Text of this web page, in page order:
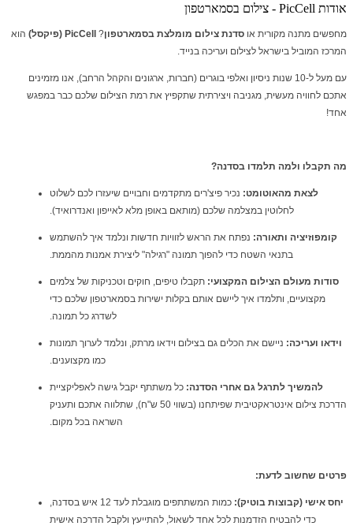
אודות PicCell - צילום בסמארטפון
מחפשים מתנה מקורית או סדנת צילום מומלצת בסמארטפון? PicCell (פיקסל)
הוא
המרכז המוביל בישראל לצילום ועריכה בנייד.
עם מעל ל-10 שנות ניסיון ואלפי בוגרים (חברות, ארגונים והקהל הרחב), אנו מזמינים
אתכם לחוויה מעשית, מגניבה ויצירתית שתקפיץ את רמת הצילום שלכם כבר במפגש
אחד!
מה תקבלו ולמה תלמדו בסדנה?
לצאת מהאוטומט: נכיר פיצ'רים מתקדמים וחבויים שיעזרו לכם לשלוט
לחלוטין במצלמה שלכם (מותאם באופן מלא לאייפון ואנדרואיד).
קומפוזיציה ותאורה: נפתח את הראש לזוויות חדשות ונלמד איך להשתמש
בתנאי השטח כדי להפוך תמונה "רגילה" ליצירת אמנות מהממת.
סודות מעולם הצילום המקצועי: תקבלו טיפים, חוקים וטכניקות של צלמים
מקצועיים, ותלמדו איך ליישם אותם בקלות ישירות בסמארטפון שלכם כדי
לשדרג כל תמונה.
וידאו ועריכה: ניישם את הכלים גם בצילום וידאו מרתק, ונלמד לערוך תמונות
כמו מקצוענים.
להמשיך לתרגל גם אחרי הסדנה: כל משתתף יקבל גישה לאפליקציית
הדרכת צילום אינטראקטיבית שפיתחנו (בשווי 50 ש"ח), שתלווה אתכם ותעניק
השראה בכל מקום.
פרטים שחשוב לדעת:
יחס אישי (קבוצות בוטיק):
כמות המשתתפים מוגבלת לעד 12 איש בסדנה,
כדי להבטיח הזדמנות לכל אחד לשאול, להתייעץ ולקבל הדרכה אישית